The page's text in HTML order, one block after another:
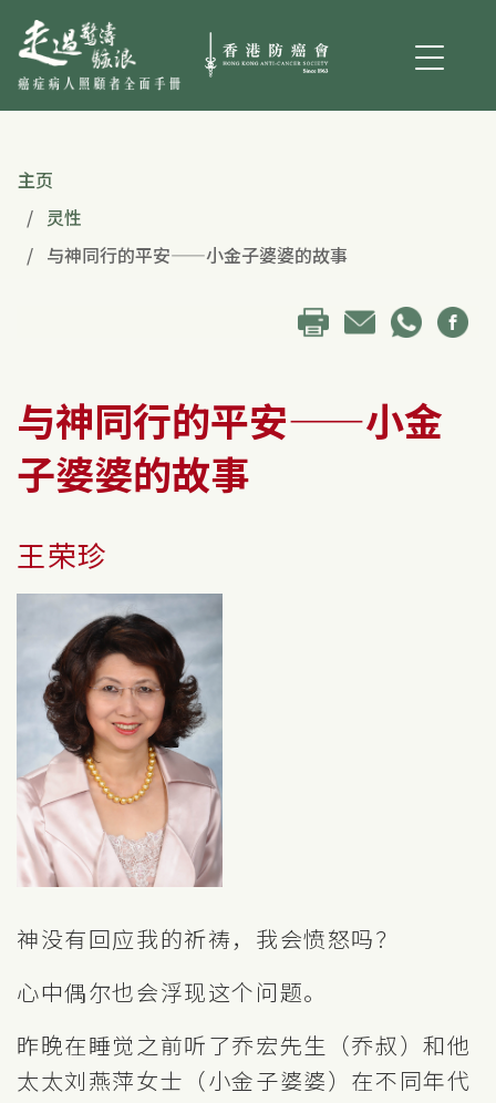
主页
灵性
与神同行的平安——小金子婆婆的故事
与神同行的平安——小金
子婆婆的故事
王荣珍
神没有回应我的祈祷，我会愤怒吗？
心中偶尔也会浮现这个问题。
昨晚在睡觉之前听了乔宏先生（乔叔）和他
太太刘燕萍女士（小金子婆婆）在不同年代